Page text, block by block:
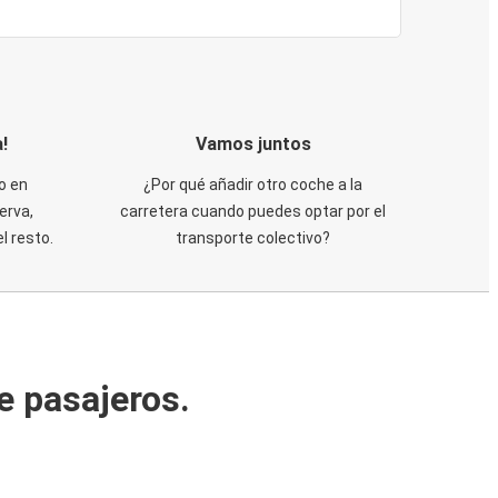
en
resto.
Vamos juntos
¿Por qué añadir otro coche a la
carretera cuando puedes optar por el
transporte colectivo?
pasajeros.